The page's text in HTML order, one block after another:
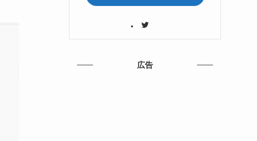
広告